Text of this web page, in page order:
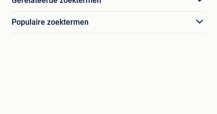
Populaire zoektermen